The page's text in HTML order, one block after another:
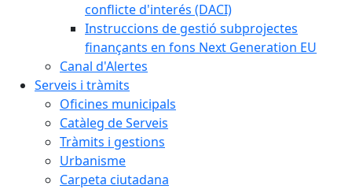
conflicte d'interés (DACI)
Instruccions de gestió subprojectes
finançants en fons Next Generation EU
Canal d'Alertes
Serveis i tràmits
Oficines municipals
Catàleg de Serveis
Tràmits i gestions
Urbanisme
Carpeta ciutadana